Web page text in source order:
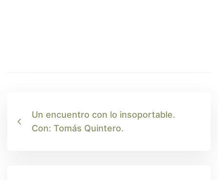
Un encuentro con lo insoportable.
Con: Tomás Quintero.